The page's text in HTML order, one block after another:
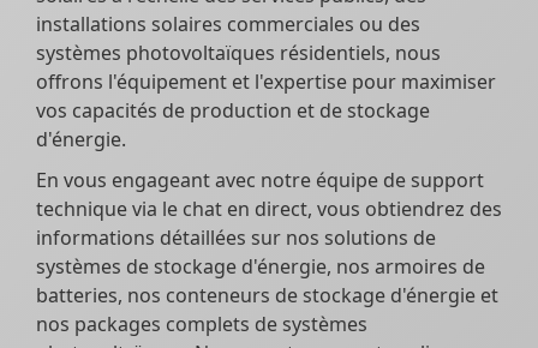
installations solaires commerciales ou des
systèmes photovoltaïques résidentiels, nous
offrons l'équipement et l'expertise pour maximiser
vos capacités de production et de stockage
d'énergie.
En vous engageant avec notre équipe de support
technique via le chat en direct, vous obtiendrez des
informations détaillées sur nos solutions de
systèmes de stockage d'énergie, nos armoires de
batteries, nos conteneurs de stockage d'énergie et
nos packages complets de systèmes